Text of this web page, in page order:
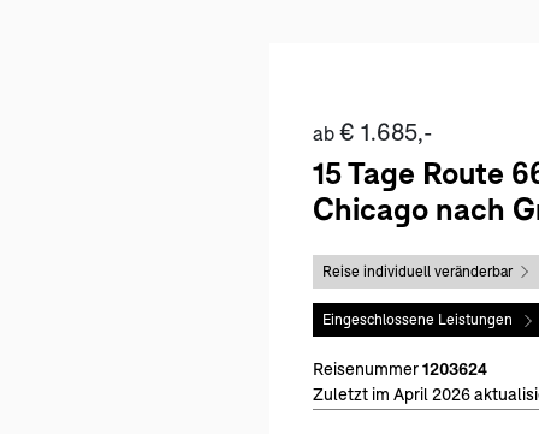
ab € 1.685,-
15 Tage Route
Chicago nach
Reise individuell veränderbar
Eingeschlossene Leistungen
Reisenummer1203624
Zuletzt im April 2026